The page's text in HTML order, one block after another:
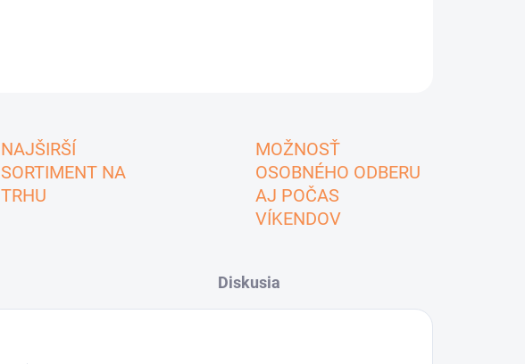
NAJŠIRŠÍ
SORTIMENT NA
TRHU
MOŽNOSŤ
OSOBNÉHO ODBERU
AJ POČAS
VÍKENDOV
Diskusia